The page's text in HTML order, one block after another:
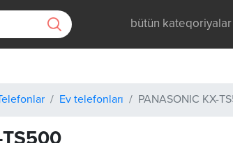
bütün kateqoriyalar
Ev telefonları PANASONIC KX-
TS500